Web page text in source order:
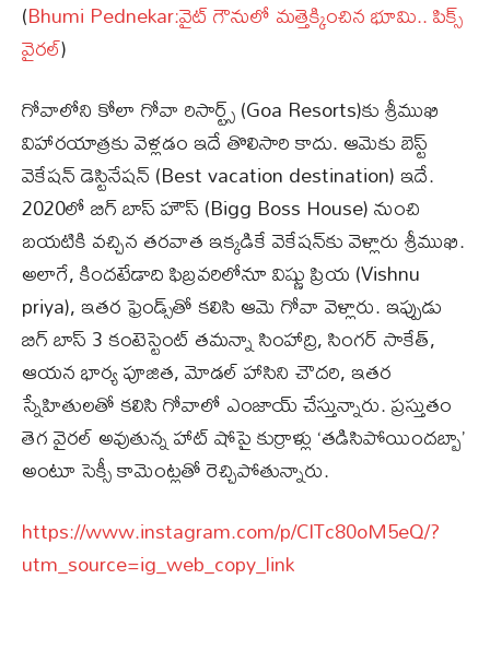
(Bhumi Pednekar:వైట్ గౌనులో మత్తెక్కించిన భూమి.. పిక్స్
వైరల్)
గోవాలోని కోలా గోవా రిసార్ట్స్‌ (Goa Resorts)కు శ్రీముఖి
విహారయాత్రకు వెళ్లడం ఇదే తొలిసారి కాదు. ఆమెకు బెస్ట్
వెకేషన్ డెస్టినేషన్ (Best vacation destination) ఇదే.
2020లో బిగ్ బాస్ హౌస్ (Bigg Boss House) నుంచి
బయటికి వచ్చిన తరవాత ఇక్కడికే వెకేషన్‌కు వెళ్లారు శ్రీముఖి.
అలాగే, కిందటేడాది ఫిబ్రవరిలోనూ విష్ణు ప్రియ (Vishnu
priya), ఇతర ఫ్రెండ్స్‌తో కలిసి ఆమె గోవా వెళ్లారు. ఇప్పుడు
బిగ్ బాస్ 3 కంటెస్టెంట్ తమన్నా సింహాద్రి, సింగర్ సాకేత్,
ఆయన భార్య పూజిత, మోడల్ హాసిని చౌదరి, ఇతర
స్నేహితులతో కలిసి గోవాలో ఎంజాయ్ చేస్తున్నారు. ప్రస్తుతం
తెగ వైరల్ అవుతున్న హాట్ షోపై కుర్రాళ్లు ‘తడిసిపోయిందబ్బా’
అంటూ సెక్సీ కామెంట్లతో రెచ్చిపోతున్నారు.
https://www.instagram.com/p/ClTc80oM5eQ/?
utm_source=ig_web_copy_link